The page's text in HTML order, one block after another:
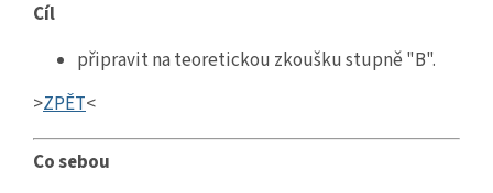
Cíl
připravit na teoretickou zkoušku stupně "B".
>ZPĚT<
Co sebou